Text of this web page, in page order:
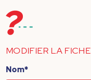
MODIFIER LA FICHE
Nom*